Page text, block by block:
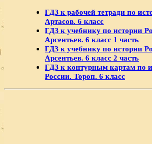
ГДЗ к рабочей тетради по
Артасов. 6 класс
ГДЗ к учебнику по истории
Арсентьев. 6 класс 1 часть
ГДЗ к учебнику по истории
Арсентьев. 6 класс 2 часть
ГДЗ к контурным картам по
России. Тороп. 6 класс